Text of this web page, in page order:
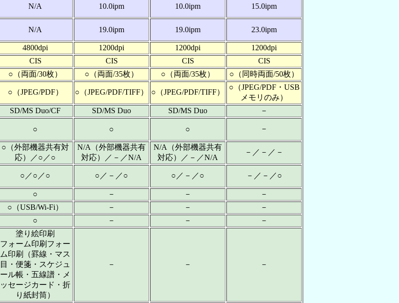
N/A 10.0ipm 10.0ipm 15.0ipm
N/A 19.0ipm 19.0ipm 23.0ipm
4800dpi 1200dpi 1200dpi
1200dpi
CIS CIS CIS
CIS
○（両面/30枚） ○（両面/35枚） ○（両面/35枚）
○（同時両面/50枚）
○（JPEG/PDF） ○（JPEG/PDF/TIFF） ○（JPEG/PDF/TIFF）
○（JPEG/PDF・USB
メモリのみ）
SD/MS Duo/CF SD/MS Duo SD/MS Duo
－
○ ○ ○ －
○（外部機器共有対
応）／○／○
N/A（外部機器共有
対応）／－／N/A
N/A（外部機器共有
対応）／－／N/A
－／－／－
○／○／○ ○／－／○ ○／－／○ －／－／○
○ － －
－
○（USB/Wi-Fi） － －
－
○ － － －
塗り絵印刷
フォーム印刷フォー
ム印刷（罫線・マス
目・便箋・スケジュ
ール帳・五線譜・メ
ッセージカード・折
り紙封筒）
－ － －